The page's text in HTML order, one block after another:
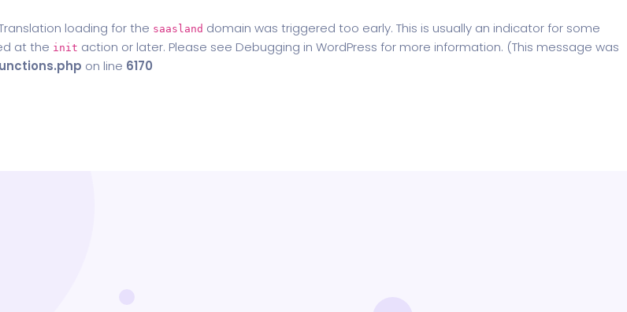
loading for the saasland domain was triggered too early. This is usually an indicator for some
at the init action or later. Please see Debugging in WordPress for more information. (This message was
on line 6170